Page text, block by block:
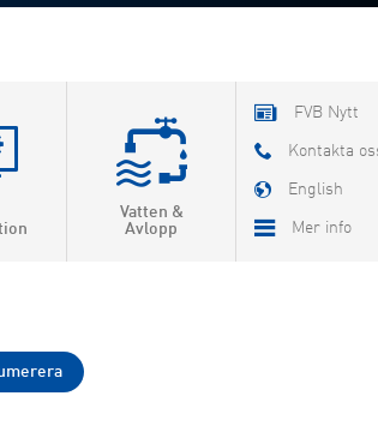
Vatten &
Avlopp
FVB Nytt
Kontakta
English
Mer info